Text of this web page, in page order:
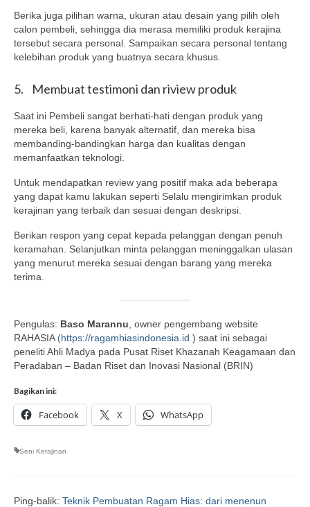
Berika juga pilihan warna, ukuran atau desain yang pilih oleh
calon pembeli, sehingga dia merasa memiliki produk kerajina
tersebut secara personal. Sampaikan secara personal tentang
kelebihan produk yang buatnya secara khusus.
5. Membuat testimoni dan riview produk
Saat ini Pembeli sangat berhati-hati dengan produk yang
mereka beli, karena banyak alternatif, dan mereka bisa
membanding-bandingkan harga dan kualitas dengan
memanfaatkan teknologi.
Untuk mendapatkan review yang positif maka ada beberapa
yang dapat kamu lakukan seperti Selalu mengirimkan produk
kerajinan yang terbaik dan sesuai dengan deskripsi.
Berikan respon yang cepat kepada pelanggan dengan penuh
keramahan. Selanjutkan minta pelanggan meninggalkan ulasan
yang menurut mereka sesuai dengan barang yang mereka
terima.
Pengulas: Baso Marannu , owner pengembang website
RAHASIA (https://ragamhiasindonesia.id ) saat ini sebagai
peneliti Ahli Madya pada Pusat Riset Khazanah Keagamaan dan
Peradaban – Badan Riset dan Inovasi Nasional (BRIN)
Bagikan ini:
Facebook X WhatsApp
Seni Kerajinan
Ping-balik: Teknik Pembuatan Ragam Hias: dari menenun